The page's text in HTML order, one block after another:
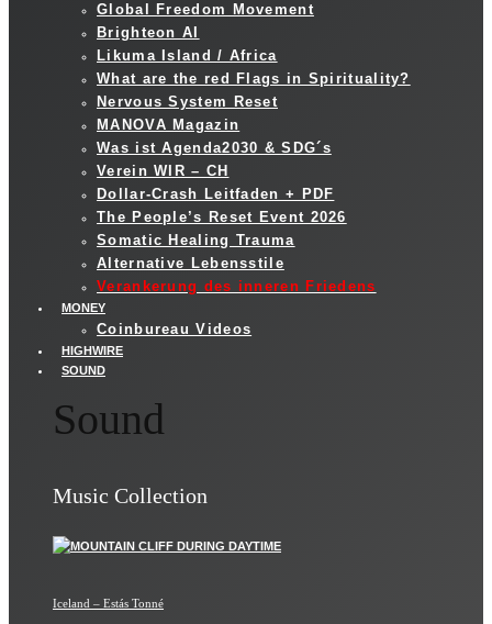
Global Freedom Movement
Brighteon AI
Likuma Island / Africa
What are the red Flags in Spirituality?
Nervous System Reset
MANOVA Magazin
Was ist Agenda2030 & SDG´s
Verein WIR – CH
Dollar-Crash Leitfaden + PDF
The People’s Reset Event 2026
Somatic Healing Trauma
Alternative Lebensstile
Verankerung des inneren Friedens
MONEY
Coinbureau Videos
HIGHWIRE
SOUND
Sound
Music Collection
Iceland – Estás Tonné